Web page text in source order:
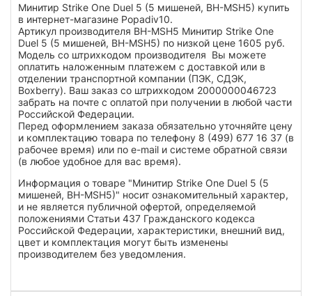
Минитир Strike One Duel 5 (5 мишеней, BH-MSH5) купить
в интернет-магазине Popadiv10.
Артикул производителя BH-MSH5 Минитир Strike One
Duel 5 (5 мишеней, BH-MSH5) по низкой цене 1605 руб.
Модель со штрихкодом производителя Вы можете
оплатить наложенным платежем с доставкой или в
отделении транспортной компании (ПЭК, СДЭК,
Boxberry). Ваш заказ со штрихкодом 2000000046723
забрать на почте с оплатой при получении в любой части
Российской Федерации.
Перед оформлением заказа обязательно уточняйте цену
и комплектацию товара по телефону 8 (499) 677 16 37 (в
рабочее время) или по e-mail и системе обратной связи
(в любое удобное для вас время).
Информация о товаре "Минитир Strike One Duel 5 (5
мишеней, BH-MSH5)" носит ознакомительный характер,
и не является публичной офертой, определяемой
положениями Статьи 437 Гражданского кодекса
Российской Федерации, характеристики, внешний вид,
цвет и комплектация могут быть изменены
производителем без уведомления.